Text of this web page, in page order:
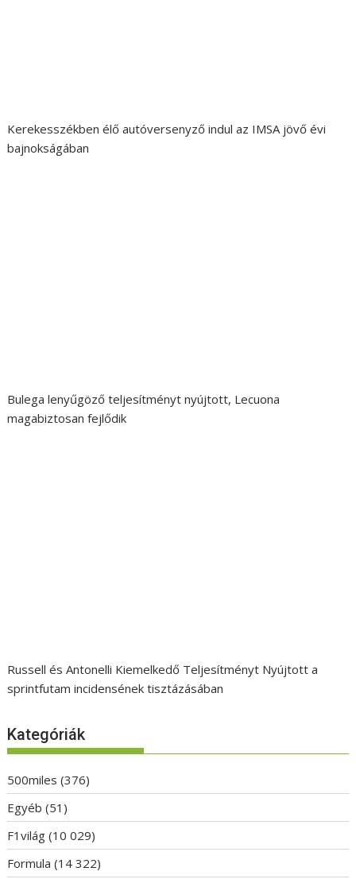
Kerekesszékben élő autóversenyző indul az IMSA jövő évi
bajnokságában
Bulega lenyűgöző teljesítményt nyújtott, Lecuona
magabiztosan fejlődik
Russell és Antonelli Kiemelkedő Teljesítményt Nyújtott a
sprintfutam incidensének tisztázásában
Kategóriák
500miles (376)
Egyéb (51)
F1világ (10 029)
Formula (14 322)